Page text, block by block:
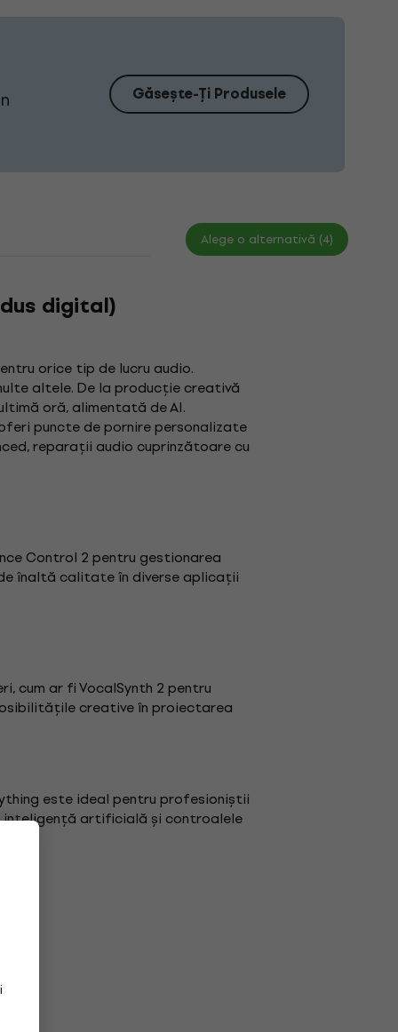
Găsește-Ți Produsele
Alege o alternativă (4)
digital)
orice tip de lucru audio.
altele. De la producție creativă
oră, alimentată de AI.
puncte de pornire personalizate
reparații audio cuprinzătoare cu
Control 2 pentru gestionarea
înaltă calitate în diverse aplicații
cum ar fi VocalSynth 2 pentru
creative în proiectarea
este ideal pentru profesioniștii
inteligență artificială și controalele